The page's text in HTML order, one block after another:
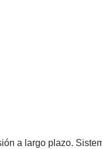
a largo plazo.